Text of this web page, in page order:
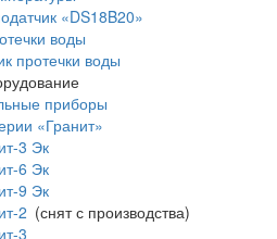
«DS18B20»
воды
протечки воды
приборы
«Гранит»
3 Эк
6 Эк
9 Эк
2 (снят с производства)
3